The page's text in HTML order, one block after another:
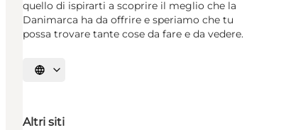
quello di ispirarti a scoprire il meglio che la
Danimarca ha da offrire e speriamo che tu
possa trovare tante cose da fare e da vedere.
Seleziona la lingua
Altri siti